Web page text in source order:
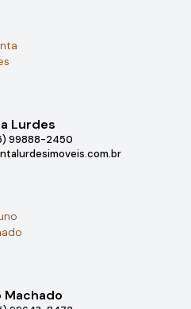
Lurdes
99888-2450
Machado